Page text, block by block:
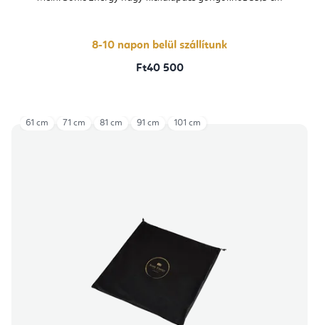
8-10 napon belül szállítunk
Ft40 500
61 cm 71 cm 81 cm 91 cm 101 cm